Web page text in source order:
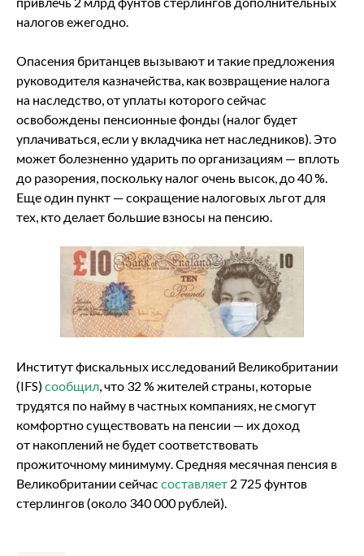
налогов ежегодно.
Опасения британцев вызывают и такие предложения
руководителя казначейства, как возвращение налога
на наследство, от уплаты которого сейчас
освобождены пенсионные фонды (налог будет
уплачиваться, если у вкладчика нет наследников). Это
может болезненно ударить по организациям — вплоть
до разорения, поскольку налог очень высок, до 40 %.
Еще один пункт — сокращение налоговых льгот для
тех, кто делает большие взносы на пенсию.
Институт фискальных исследований Великобритании
(IFS)сообщил, что 32 % жителей страны, которые
трудятся по найму в частных компаниях, не смогут
комфортно существовать на пенсии — их доход
от накоплений не будет соответствовать
прожиточному минимуму. Средняя месячная пенсия в
Великобритании сейчас составляет 2 725 фунтов
стерлингов (около 340 000 рублей).